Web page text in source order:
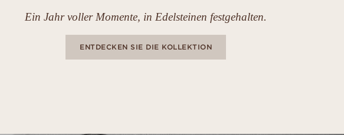
Ein Jahr voller Momente, in Edelsteinen festgehalten.
ENTDECKEN SIE DIE KOLLEKTION